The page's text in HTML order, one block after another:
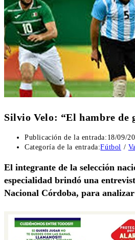
Silvio Velo: “El hambre de
Publicación de la entrada: 18/09/
Categoría de la entrada:Fútbol /
El integrante de la selección
especialidad brindó una
Nacional Córdoba, para